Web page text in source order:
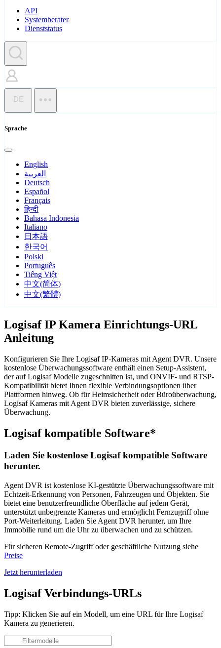
API
Systemberater
Dienststatus
DE
Sprache
English
العربية
Deutsch
Español
Français
हिन्दी
Bahasa Indonesia
Italiano
日本語
한국어
Polski
Português
Tiếng Việt
中文(简体)
中文(繁體)
Logisaf IP Kamera Einrichtungs-URL
Anleitung
Konfigurieren Sie Ihre Logisaf IP-Kameras mit Agent DVR. Unsere
kostenlose Überwachungssoftware enthält einen Setup-Assistent,
der auf Logisaf Modelle zugeschnitten ist, und ONVIF- und RTSP-
Kompatibilität bietet Ihnen flexible Verbindungsoptionen über
Plattformen hinweg. Ob für Heimsicherheit oder Büroüberwachung,
Logisaf Kameras mit Agent DVR bieten zuverlässige, sichere
Überwachung.
Logisaf kompatible Software*
Laden Sie kostenlose Logisaf kompatible Software
herunter.
Agent DVR ist kostenlose KI-gestützte Überwachungssoftware mit
Echtzeit-Erkennung von Personen, Fahrzeugen und Objekten. Sie
bietet eine benutzerfreundliche Oberfläche auf jedem Gerät,
unterstützt unbegrenzte Kameras und ermöglicht Fernzugriff ohne
Port-Weiterleitung. Laden Sie Agent DVR herunter, um Ihre
Immobilie rund um die Uhr zu überwachen und zu schützen.
Für sicheren Remote-Zugriff oder geschäftliche Nutzung siehe
Preise
Jetzt herunterladen
Logisaf Verbindungs-URLs
Tipp: Klicken Sie auf ein Modell, um eine URL für Ihre Logisaf
Kamera zu generieren.